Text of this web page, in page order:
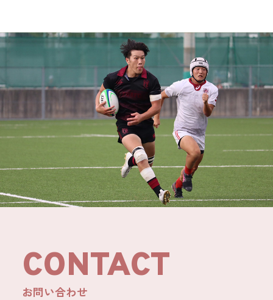
CONTACT
お問い合わせ